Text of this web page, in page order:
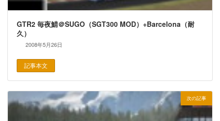
GTR2 毎夜鯖＠SUGO（SGT300 MOD）+Barcelona（耐
久）
2008年5月26日
記事本文
次の記事